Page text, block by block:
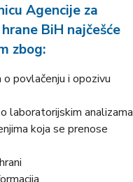
Agencije za
BiH najčešće
zbog:
o povlačenju i opozivu
laboratorijskim analizama
koja se prenose